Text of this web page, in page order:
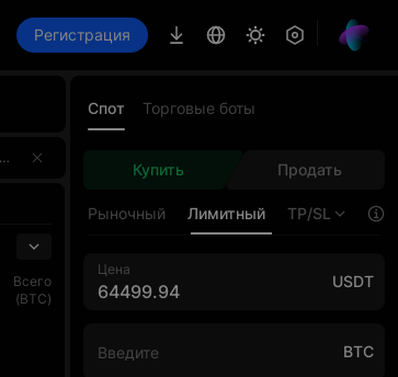
Регистрация
Всего
(BTC)
Спот Торговые боты
Купить Продать
Рыночный Лимитный TP/SL
Цена
USDT
BTC